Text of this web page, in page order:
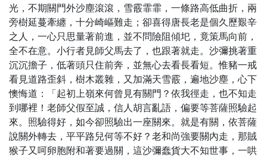
光，不期關門外沙塵滾滾，雪霰霏霏，一條路高低曲折，兩
旁樹延蔓牽纏，十分崎嶇難走；卻喜得唐長老是個久歷艱辛
之人，一心只思量著前進，並不問險阻傾圯，竟策馬向前，
全不在意。小行者見師父馬去了，也跟著就走。沙彌挑著重
沉沉擔子，低著頭只住前奔，並無心去看長看短。惟豬一戒
看見道路歪斜，樹木叢雜，又加滿天雪霰，遍地沙塵，心下
懊悔道：「起初上嶺來何曾見有關門？依我徑走，也不知走
到哪裡！老師父假至誠，信人胡言亂語，偏要等菩薩照驗起
來。照驗得好，如今卻照驗出一座關來。就是有關，依菩薩
說關外轉去，平平路兒何等不好？老和尚強要關內走，那賊
猴子又呵卵胞附和著要過關，這沙彌蠢貨大不知世事，一哄